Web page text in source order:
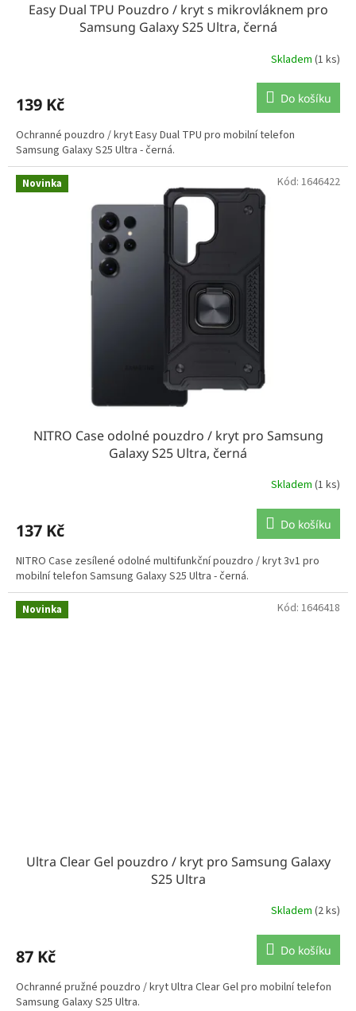
Easy Dual TPU Pouzdro / kryt s mikrovláknem pro
Samsung Galaxy S25 Ultra, černá
Skladem (1 ks)
139 Kč Do košíku
Ochranné pouzdro / kryt Easy Dual TPU pro mobilní telefon
Samsung Galaxy S25 Ultra - černá.
Novinka
NITRO Case odolné pouzdro / kryt pro Samsung
Galaxy S25 Ultra, černá
Skladem (1 ks)
137 Kč Do košíku
NITRO Case zesílené odolné multifunkční pouzdro / kryt 3v1 pro
mobilní telefon Samsung Galaxy S25 Ultra - černá.
Kód: 1646422
Novinka
Ultra Clear Gel pouzdro / kryt pro Samsung Galaxy
S25 Ultra
Skladem (2 ks)
87 Kč Do košíku
Ochranné pružné pouzdro / kryt Ultra Clear Gel pro mobilní telefon
Samsung Galaxy S25 Ultra.
Kód: 1646418